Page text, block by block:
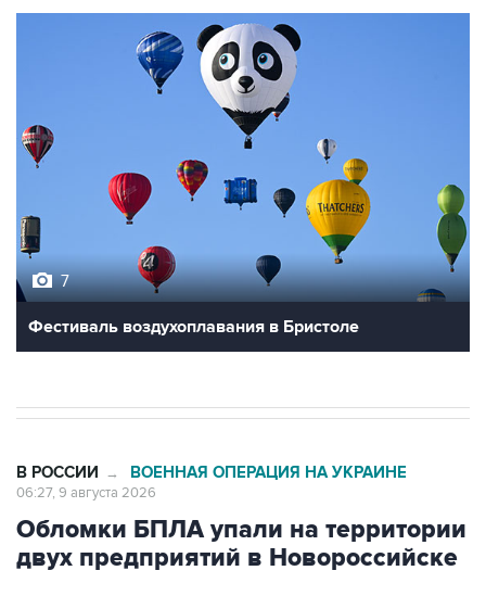
Фестиваль воздухоплавания в Бристоле
Обломки БПЛА упали на территории
двух предприятий в Новороссийске
Москва. 9 августа. INTERFAX.RU - Обломки